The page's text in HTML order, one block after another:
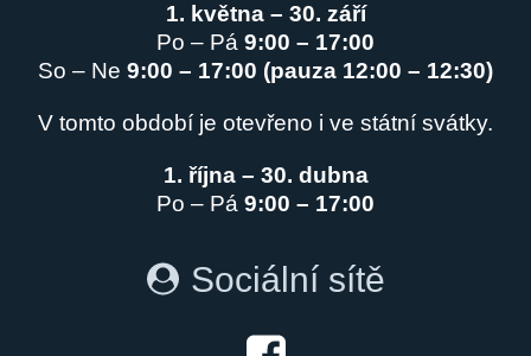
1. května – 30. září
Po – Pá 9:00 – 17:00
So – Ne 9:00 – 17:00 (pauza 12:00 – 12:30)
V tomto období je otevřeno i ve státní svátky.
1. října – 30. dubna
Po – Pá 9:00 – 17:00
Sociální sítě